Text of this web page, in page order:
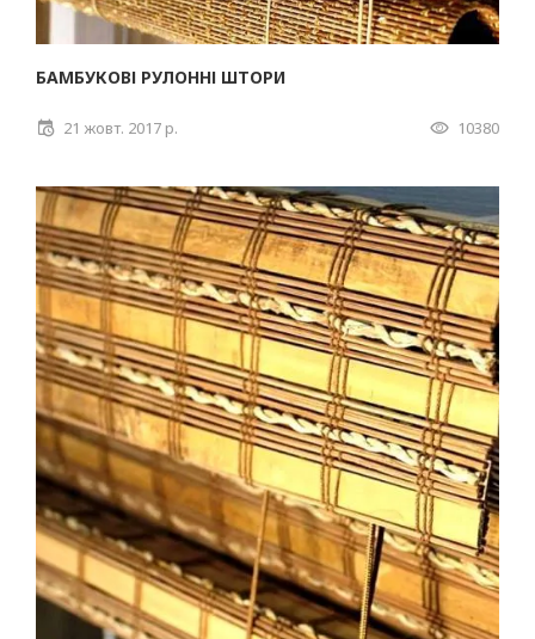
БАМБУКОВІ РУЛОННІ ШТОРИ
21 жовт. 2017 р. 10380